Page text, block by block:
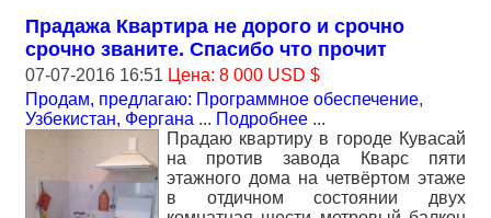
Прадажа Квартира не дорого и срочно
срочно званите. Спасибо что прочит
07-07-2016 16:51 Цена: 8 000 USD $
Продам, предлагаю: Программное обеспечение,
Узбекистан, Фергана ... Подробнее ...
Прадаю квартиру в городе Кувасай
на против завода Кварс пяти
этажного дома на четвёртом этаже
в отдичном состоянии двух